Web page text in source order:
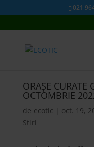
021
ORAȘE CURATE
OCTOMBRIE
de ecotic | oct. 19,
Stiri